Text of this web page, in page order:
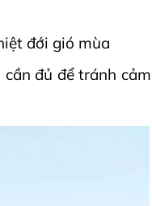
đới gió mùa
đủ để tránh cảm